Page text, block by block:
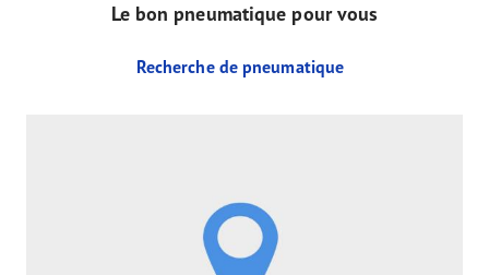
Le bon pneumatique pour vous
Recherche de pneumatique